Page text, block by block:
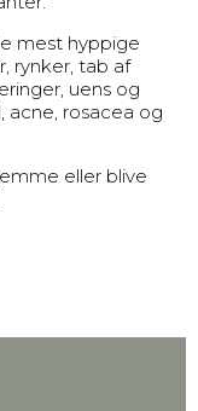
mest hyppige
rynker, tab af
uens og
rosacea og
eller blive